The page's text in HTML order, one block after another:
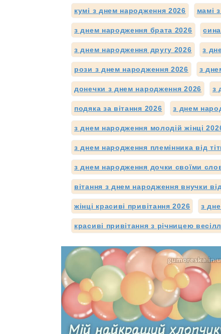
кумі з днем народження 2026 мамі
з днем народження брата 2026
з днем народження другу 2026 з
рози з днем народження 2026 з
донечки з днем народження 2026 з
подяка за вітання 2026 з днем
з днем народження молодій жінці
з днем народження племінника від
з днем народження дочки своїми
вітання з днем народження внучки
жінці красиві привітання 2026 з
красиві привітання з річницею